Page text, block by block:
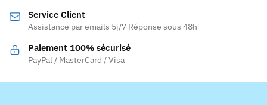
Service Client
Assistance par emails 5j/7 Réponse sous 48h
Paiement 100% sécurisé
PayPal / MasterCard / Visa